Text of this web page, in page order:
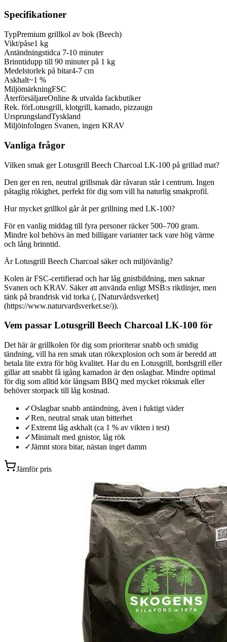
Specifikationer
TypPremium grillkol av bok (Beech)
Vikt/påse1 kg
Antändningstidca 7-10 minuter
Brinntidupp till 90 minuter på 1 kg
Medelstorlek på bitar4-7 cm
Askhalt~1 %
MiljömärkningFSC
ÅterförsäljareOnline & utvalda fackbutiker
Rek. förLotusgrill, klotgrill, kamado, pizzaugn
UrsprungslandTyskland
MiljöinfoIngen Svanen, ingen KRAV
Vanliga frågor
Vilken smak ger Lotusgrill Beech Charcoal LK-100 på grillad mat?
Den ger en ren, neutral grillsmak där råvaran står i centrum. Ingen
påtaglig rökighet, perfekt för dig som vill ha naturlig smakprofil.
Hur mycket grillkol går åt per grillning med LK-100?
För en vanlig middag till fyra personer räcker 500–700 gram.
Mindre kol behövs än med billigare varianter tack vare hög värme
och lång brinntid.
Är Lotusgrill Beech Charcoal säker och miljövänlig?
Kolen är FSC-certifierad och har låg gnistbildning, men saknar
Svanen och KRAV. Säker att använda enligt MSB:s riktlinjer, men
tänk på brandrisk vid torka (, [Naturvårdsverket]
(https://www.naturvardsverket.se/)).
Vem passar Lotusgrill Beech Charcoal LK-100 för
Det här är grillkolen för dig som prioriterar snabb och smidig
tändning, vill ha ren smak utan rökexplosion och som är beredd att
betala lite extra för hög kvalitet. Har du en Lotusgrill, bordsgrill eller
gillar att snabbt få igång kamadon är den oslagbar. Mindre optimal
för dig som alltid kör långsam BBQ med mycket röksmak eller
behöver storpack till låg kostnad.
✓Oslagbar snabb antändning, även i fuktigt väder
✓Ren, neutral smak utan bitterhet
✓Extremt låg askhalt (ca 1 % av vikten i test)
✓Minimalt med gnistor, låg rök
✓Jämnt stora bitar, nästan inget damm
Jämför pris